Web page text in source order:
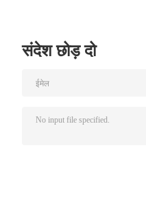
संदेश छोड़ दो